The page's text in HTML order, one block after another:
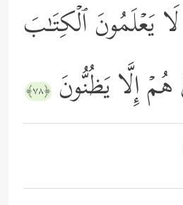
یَعۡلَمُونَ ٱلۡكِتَـٰبَ
هُمۡ إِلَّا یَظُنُّونَ ﴿٧٨﴾